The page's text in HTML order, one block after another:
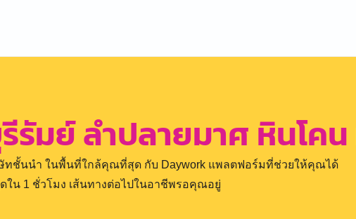
รัมย์ ลำปลายมาศ หินโคน
ทชั้นนำ ในพื้นที่ใกล้คุณที่สุด กับ Daywork แพลตฟอร์มที่ช่วยให้คุณได้
ดใน 1 ชั่วโมง เส้นทางต่อไปในอาชีพรอคุณอยู่